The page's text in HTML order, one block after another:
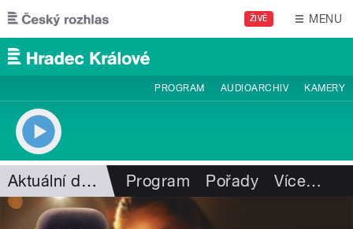
Přejít k hlavnímu obsahu
ŽIVĚ MENU
PROGRAM AUDIOARCHIV KAMERY
Aktuální dění Program Pořady Více…